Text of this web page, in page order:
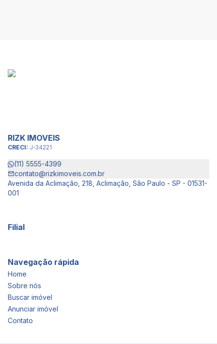
RIZK IMOVEIS
CRECI: J-34221
(11) 5555-4399
contato@rizkimoveis.com.br
Avenida da Aclimação, 218, Aclimação, São Paulo - SP - 01531-
001
Filial
Navegação rápida
Home
Sobre nós
Buscar imóvel
Anunciar imóvel
Contato